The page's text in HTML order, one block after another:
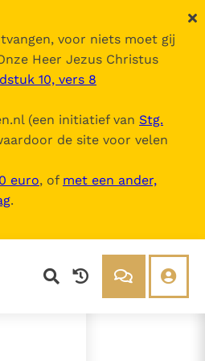
voor niets moet gij
Heer Jezus Christus
10, vers 8
(een initiatief van Stg.
de site voor velen
euro, of met een ander,
.
Over ons